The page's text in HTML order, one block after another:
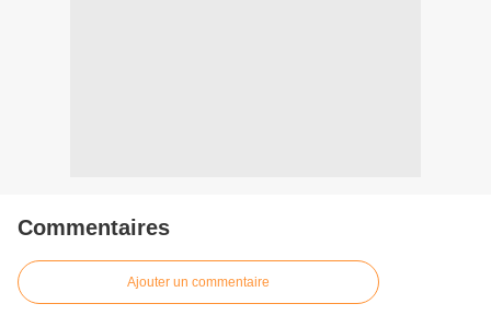
Commentaires
Ajouter un commentaire